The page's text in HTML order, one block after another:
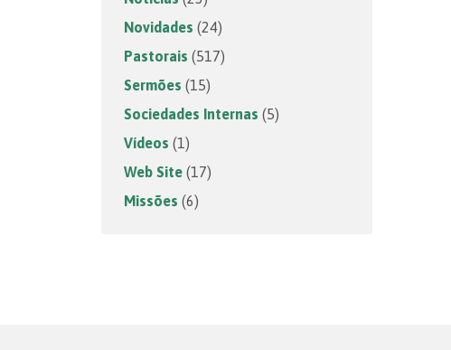
Novidades (24)
Pastorais (517)
Sermões (15)
Sociedades Internas (5)
Vídeos (1)
Web Site (17)
Missões (6)